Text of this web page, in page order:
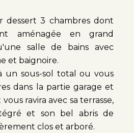
dessert 3 chambres dont
aménagée en grand
salle de bains avec
et baignoire.
un sous-sol total ou vous
dans la partie garage et
ravira avec sa terrasse,
et son bel abris de
clos et arboré.